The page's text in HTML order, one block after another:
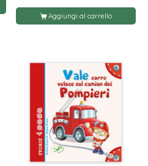
Aggiungi al carrello